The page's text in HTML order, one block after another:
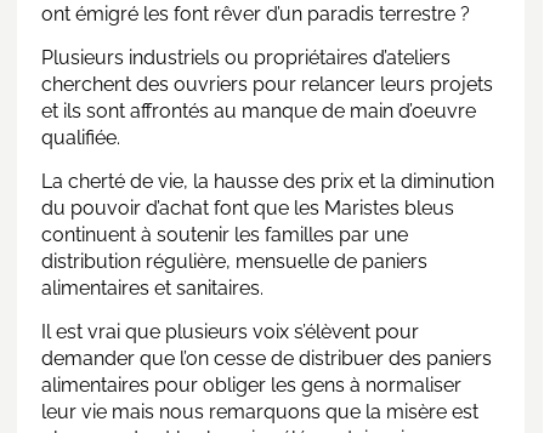
ont émigré les font rêver d’un paradis terrestre ?
Plusieurs industriels ou propriétaires d’ateliers
cherchent des ouvriers pour relancer leurs projets
et ils sont affrontés au manque de main d’oeuvre
qualifiée.
La cherté de vie, la hausse des prix et la diminution
du pouvoir d’achat font que les Maristes bleus
continuent à soutenir les familles par une
distribution régulière, mensuelle de paniers
alimentaires et sanitaires.
Il est vrai que plusieurs voix s’élèvent pour
demander que l’on cesse de distribuer des paniers
alimentaires pour obliger les gens à normaliser
leur vie mais nous remarquons que la misère est